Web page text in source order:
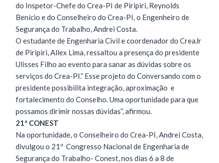
do Inspetor-Chefe do Crea-PI de Piripiri, Reynolds
Benício e do Conselheiro do Crea-PI, o Engenheiro de
Segurança do Trabalho, Andrei Costa.
O estudante de Engenharia Civil e coordenador do CreaJr
de Piripiri, Allex Lima, ressaltou a presença do presidente
Ulisses Filho ao evento para sanar as dúvidas sobre os
serviços do Crea-PI.” Esse projeto do Conversando com o
presidente possibilita integração, aproximação e
fortalecimento do Conselho. Uma oportunidade para que
possamos dirimir nossas dúvidas”, afirmou.
21ª CONEST
Na oportunidade, o Conselheiro do Crea-PI, Andrei Costa,
divulgou o 21º Congresso Nacional de Engenharia de
Segurança do Trabalho- Conest, nos dias 6 a 8 de